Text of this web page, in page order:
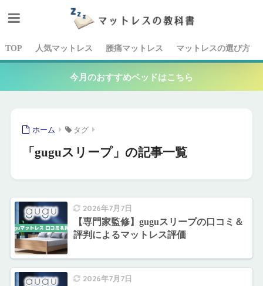
TOP 人気マットレス 腰痛マットレス マットレスの選び方
今月のおすすめベッドはこちら
ホーム タグ
「guguスリープ」の記事一覧
2026年7月7日
【専門家監修】guguスリープの口コミ＆
評判によるマットレス評価
2026年7月7日